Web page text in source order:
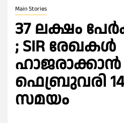
Main Stories
37 ലക്ഷം
; SIR രേഖകള്‍
ഹാജരാക്കാൻ
ഫെബ്രുവരി
സമയം